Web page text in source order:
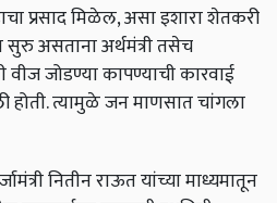
प्रसाद मिळेल,असा इशारा शेतकरी
असताना अर्थमंत्री तसेच
वीज जोडण्या कापण्याची कारवाई
होती. त्यामुळे जन माणसात चांगला
नितीन राऊत यांच्या माध्यमातून